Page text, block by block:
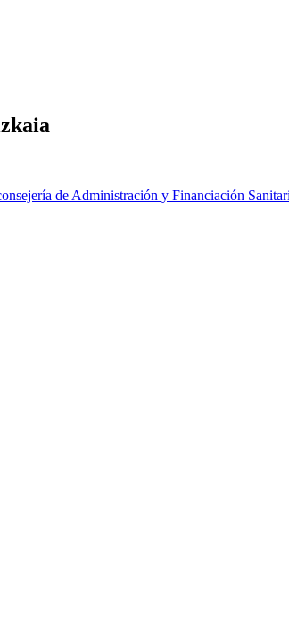
de Administración y Financiación